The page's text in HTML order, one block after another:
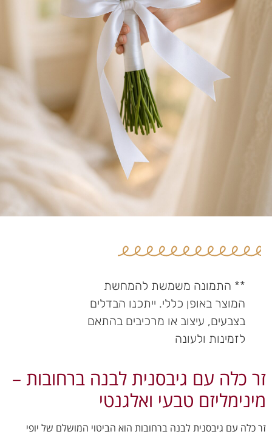
** התמונה משמשת להמחשת
המוצר באופן כללי. ייתכנו הבדלים
בצבעים, עיצוב או מרכיבים בהתאם
לזמינות ולעונה
זר כלה עם גיבסנית לבנה ברחובות –
מינימליזם טבעי ואלגנטי
זר כלה עם גיבסנית לבנה ברחובות הוא הביטוי המושלם של יופי